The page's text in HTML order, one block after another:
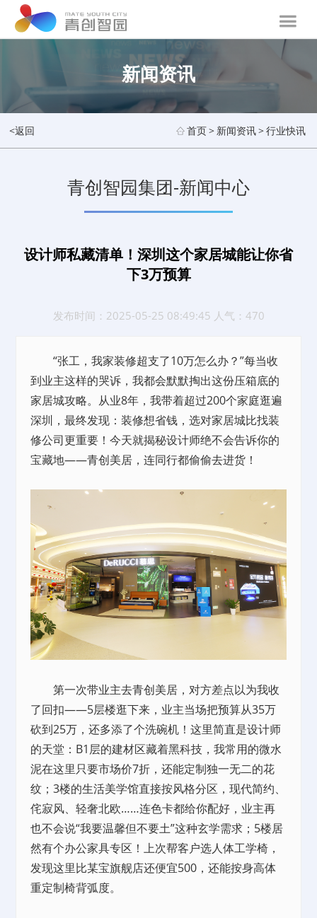
新闻资讯
<返回 首页> 新闻资讯>行业快讯
青创智园集团-新闻中心
设计师私藏清单！深圳这个家居城能让你省
下3万预算
发布时间：2025-05-25 08:49:45 人气：470
“张工，我家装修超支了10万怎么办？”每当收
到业主这样的哭诉，我都会默默掏出这份压箱底的
家居城攻略。从业8年，我带着超过200个家庭逛遍
深圳，最终发现：装修想省钱，选对家居城比找装
修公司更重要！今天就揭秘设计师绝不会告诉你的
宝藏地——青创美居，连同行都偷偷去进货！
第一次带业主去青创美居，对方差点以为我收
了回扣——5层楼逛下来，业主当场把预算从35万
砍到25万，还多添了个洗碗机！这里简直是设计师
的天堂：B1层的建材区藏着黑科技，我常用的微水
泥在这里只要市场价7折，还能定制独一无二的花
纹；3楼的生活美学馆直接按风格分区，现代简约、
侘寂风、轻奢北欧……连色卡都给你配好，业主再
也不会说“我要温馨但不要土”这种玄学需求；5楼居
然有个办公家具专区！上次帮客户选人体工学椅，
发现这里比某宝旗舰店还便宜500，还能按身高体
重定制椅背弧度。